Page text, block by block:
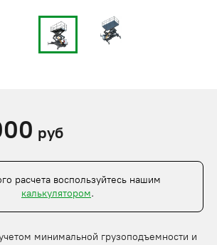
руб
расчета воспользуйтесь нашим
калькулятором.
минимальной грузоподъемности и